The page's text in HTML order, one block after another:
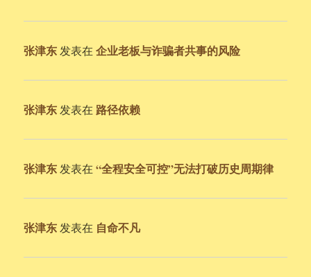
张津东 发表在企业老板与诈骗者共事的风险
张津东 发表在 路径依赖
张津东 发表在“全程安全可控”无法打破历史周期律
张津东 发表在 自命不凡